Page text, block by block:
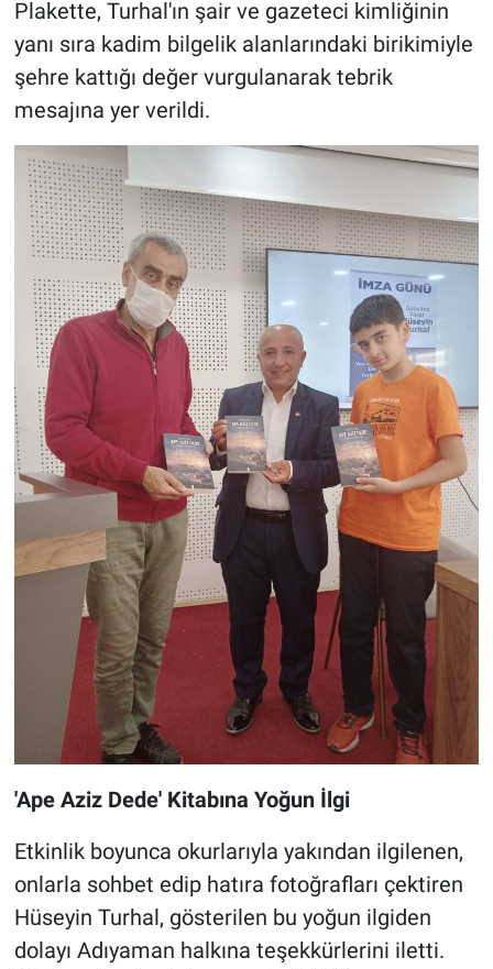
Plakette, Turhal'ın şair ve gazeteci kimliğinin
yanı sıra kadim bilgelik alanlarındaki birikimiyle
şehre kattığı değer vurgulanarak tebrik
mesajına yer verildi.
'Ape Aziz Dede' Kitabına Yoğun İlgi
Etkinlik boyunca okurlarıyla yakından ilgilenen,
onlarla sohbet edip hatıra fotoğrafları çektiren
Hüseyin Turhal, gösterilen bu yoğun ilgiden
dolayı Adıyaman halkına teşekkürlerini iletti.